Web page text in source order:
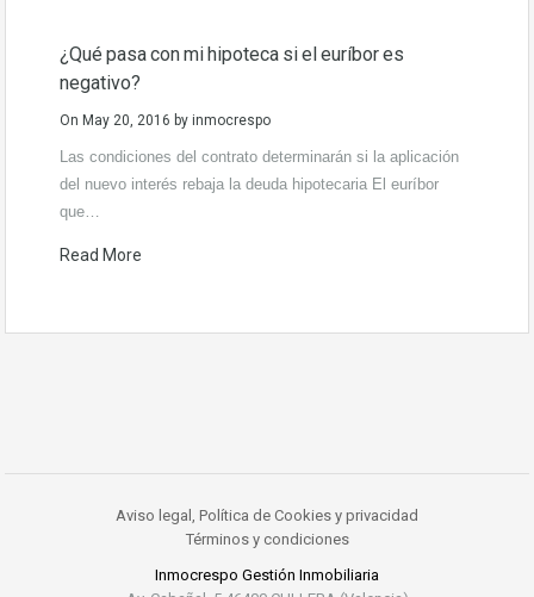
¿Qué pasa con mi hipoteca si el euríbor es
negativo?
On May 20, 2016 by inmocrespo
Las condiciones del contrato determinarán si la aplicación
del nuevo interés rebaja la deuda hipotecaria El euríbor
que…
Read More
Aviso legal, Política de Cookies y privacidad
Términos y condiciones
Inmocrespo Gestión Inmobiliaria